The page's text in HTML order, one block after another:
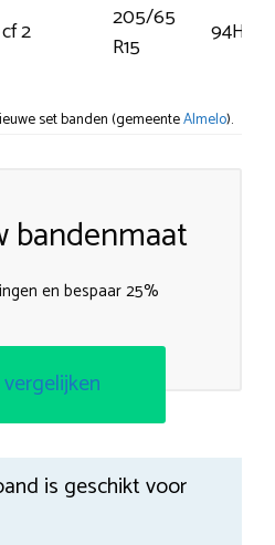
2
205/65
R15
94H
set banden (gemeenteAlmelo).
bandenmaat
en bespaar 25%
is geschikt voor